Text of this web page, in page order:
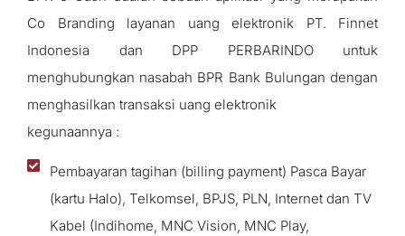
Co Branding layanan uang elektronik PT. Finnet
Indonesia dan DPP PERBARINDO untuk
menghubungkan nasabah BPR Bank Bulungan dengan
menghasilkan transaksi uang elektronik
kegunaannya :
Pembayaran tagihan (billing payment) Pasca Bayar
(kartu Halo), Telkomsel, BPJS, PLN, Internet dan TV
Kabel (Indihome, MNC Vision, MNC Play,